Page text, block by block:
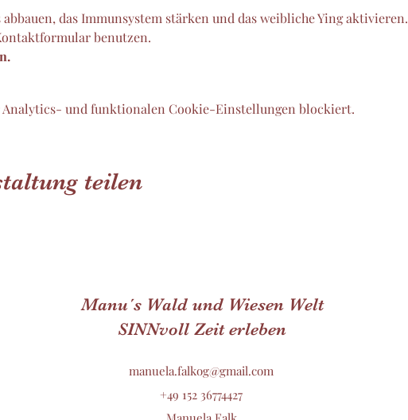
das Immunsystem stärken und das weibliche Ying aktivieren.
benutzen.
Analytics- und funktionalen Cookie-Einstellungen blockiert.
teilen
Manu´s Wald und Wiesen Welt
SINNvoll Zeit erleben
manuela.falkog@gmail.com
+49 152 36774427